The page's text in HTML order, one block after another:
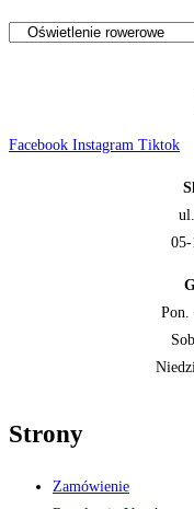
Facebook Instagram Tiktok
05-
Pon.
Strony
Zamówienie